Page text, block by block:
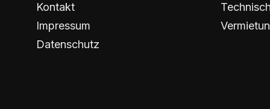
Kontakt
Impressum
Datenschutz